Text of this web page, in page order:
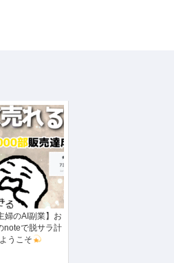
婦のAI副業】お
noteで脱サラ計
うこそ